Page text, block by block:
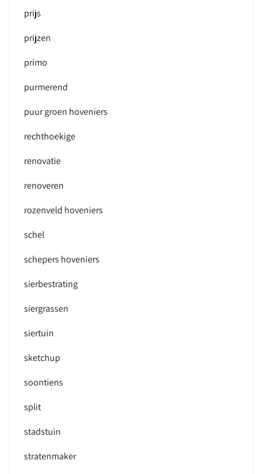
prijs
prijzen
primo
purmerend
puur groen hoveniers
rechthoekige
renovatie
renoveren
rozenveld hoveniers
schel
schepers hoveniers
sierbestrating
siergrassen
siertuin
sketchup
soontiens
split
stadstuin
stratenmaker